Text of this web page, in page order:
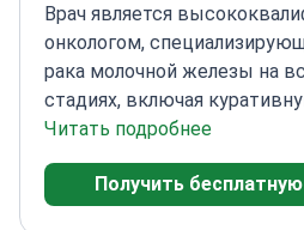
Врач является
онкологом,
рака молочной железы на
стадиях, включая
помощь. Получив
и пройдя пятилетнюю
Читать подробнее
Получить